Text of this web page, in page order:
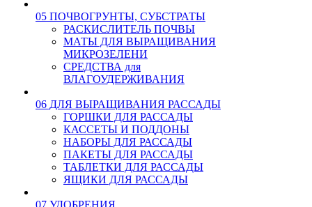
05 ПОЧВОГРУНТЫ, СУБСТРАТЫ
РАСКИСЛИТЕЛЬ ПОЧВЫ
МАТЫ ДЛЯ ВЫРАЩИВАНИЯ
МИКРОЗЕЛЕНИ
СРЕДСТВА для
ВЛАГОУДЕРЖИВАНИЯ
06 ДЛЯ ВЫРАЩИВАНИЯ РАССАДЫ
ГОРШКИ ДЛЯ РАССАДЫ
КАССЕТЫ И ПОДДОНЫ
НАБОРЫ ДЛЯ РАССАДЫ
ПАКЕТЫ ДЛЯ РАССАДЫ
ТАБЛЕТКИ ДЛЯ РАССАДЫ
ЯЩИКИ ДЛЯ РАССАДЫ
07 УДОБРЕНИЯ